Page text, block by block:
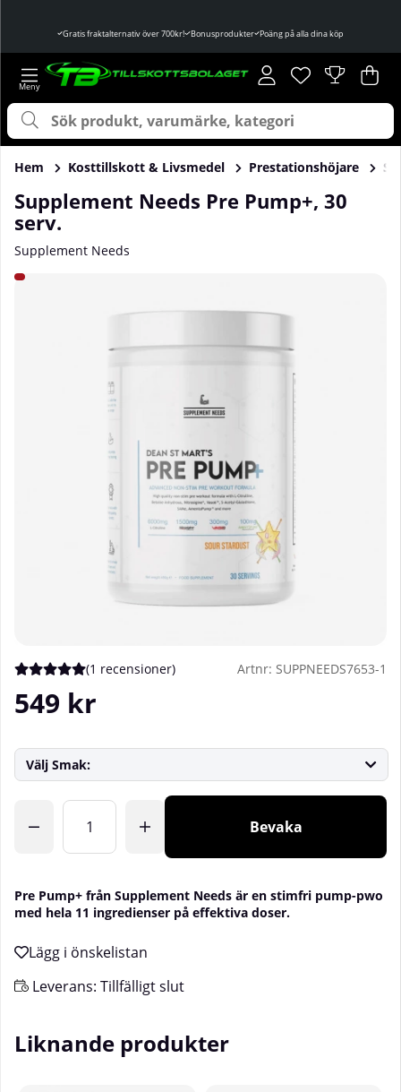
Gratis fraktalternativ över 700kr! Bonusprodukter Poäng på alla dina köp
Önskelista
Antal i
. .
Hem Kosttillskott & Livsmedel Prestationshöjare
Supplement Needs Pre Pump+, 30
serv.
Supplement Needs
Produktbilder Supplement Needs Pre Pump+, 30 serv.
Medelbetyg 5 av 5 Antal betyg 1
(1 recensioner) Artnr: SUPPNEEDS7653-1
549 kr
Välj Smak:
Bevaka
Pre Pump+ från Supplement Needs är en stimfri pump-pwo
med hela 11 ingredienser på effektiva doser.
Leverans: Tillfälligt slut
Liknande produkter